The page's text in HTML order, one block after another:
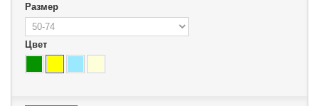
Размер
Цвет